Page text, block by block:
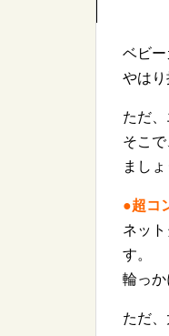
ベビ
やはり
ただ
そこ
ましょ
●超コ
ネッ
す。
輪っ
ただ